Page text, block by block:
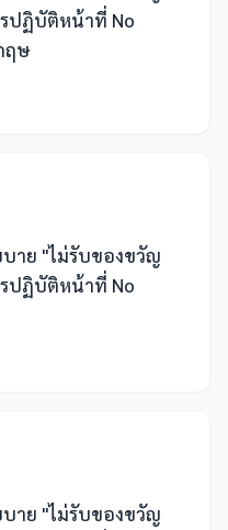
ปฏิบัติหน้าที่ No
ฤษ
บาย "ไม่รับของขวัญ
ปฏิบัติหน้าที่ No
บาย "ไม่รับของขวัญ